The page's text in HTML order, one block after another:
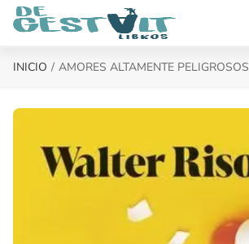
Saltar al contenido principal
INICIO AMORES ALTAMENTE PELIGROSOS